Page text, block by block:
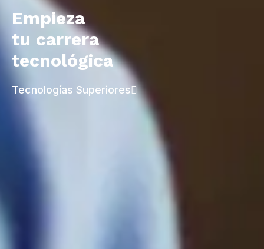
Empieza
tu carrera
tecnológica
Tecnologías Superiores
Becas y
ayudas
económicas
Bienestar
El ISTB me dio las herramientas para crecer
profesionalmente en mi región. Hoy trabajo en lo que
estudié, y eso no es casualidad.